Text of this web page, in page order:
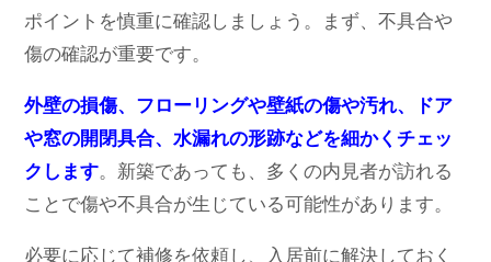
ポイントを慎重に確認しましょう。まず、不具合や
傷の確認が重要です。
外壁の損傷、フローリングや壁紙の傷や汚れ、ドア
や窓の開閉具合、水漏れの形跡などを細かくチェッ
クします。新築であっても、多くの内見者が訪れる
ことで傷や不具合が生じている可能性があります。
必要に応じて補修を依頼し、入居前に解決しておく